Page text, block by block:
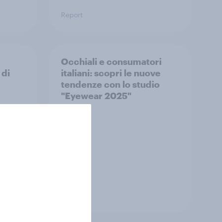
Report
Occhiali e consumatori
italiani: scopri le nuove
tendenze con lo studio
"Eyewear 2025"